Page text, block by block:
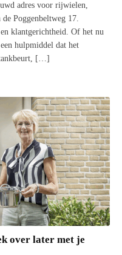
adres voor rijwielen,
Poggenbeltweg 17.
klantgerichtheid. Of het nu
hulpmiddel dat het
[…]
over later met je